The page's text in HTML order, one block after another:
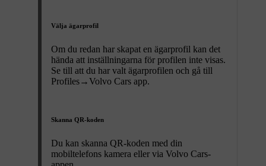
Välja ägarprofil
Om du redan har skapat en ägarprofil kan det
hända att inställningarna för profilen inte visas.
Se till att du har valt ägarprofilen och gå till
Profiles→Volvo Cars app.
Skanna QR-koden
Du kan skanna QR-koden med din
mobiltelefons kamera eller via Volvo Cars-